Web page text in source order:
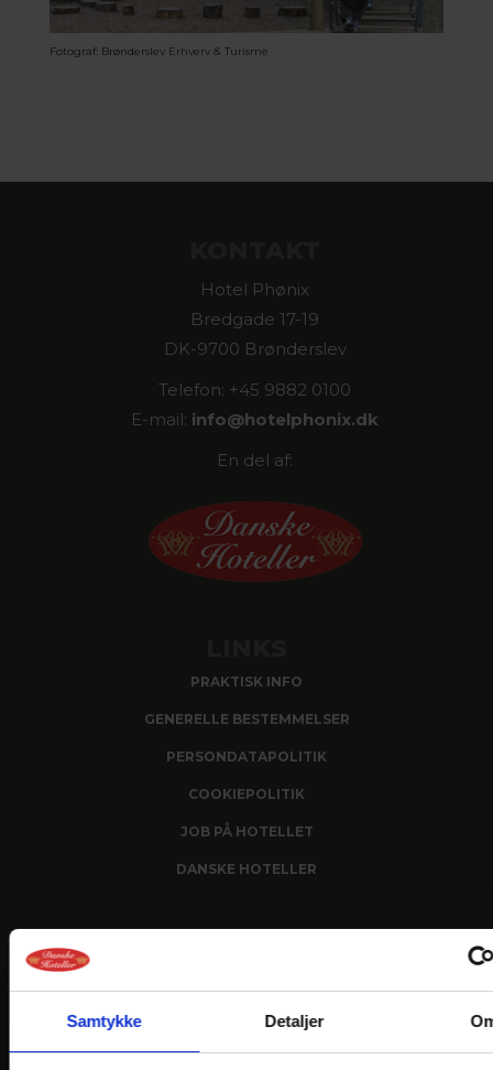
Samtykke Detaljer
Fotograf: Brønderslev Erhverv & Turisme
Hotel Phønix
Bredgade 17-19
DK-9700 Brønderslev
Telefon: +45 9882 0100
E-mail: info@hotelphonix.dk
En del af:
PRAKTISK INFO
GENERELLE BESTEMMELSER
PERSONDATAPOLITIK
COOKIEPOLITIK
JOB PÅ HOTELLET
DANSKE HOTELLER